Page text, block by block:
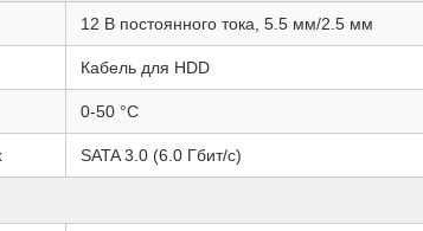
12 В постоянного тока, 5.5 мм/2.5 мм
Кабель для HDD
0-50 °C
SATA 3.0 (6.0 Гбит/с)